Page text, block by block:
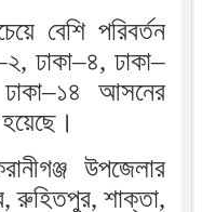
বেশি পরিবর্তন
ঢাকা–৪, ঢাকা–
আসনের
হয়েছে।
উপজেলার
রুহিতপুর, শাক্তা,